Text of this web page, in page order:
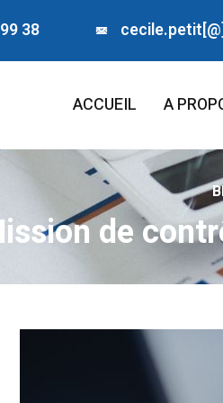
38
ACCUEIL A
de